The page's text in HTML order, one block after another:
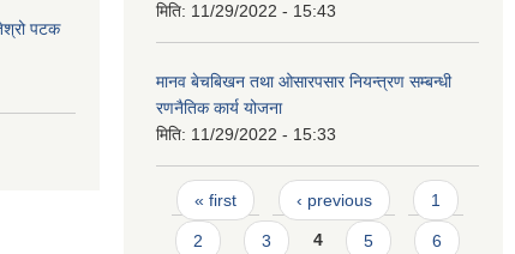
पटक
मिति: 11/29/2022 - 15:43
मानव बेचबिखन तथा ओसारपसार नियन्त्रण सम्बन्धी
रणनैतिक कार्य योजना
मिति: 11/29/2022 - 15:33
Pages
« first ‹ previous 1
2 3 4 5 6